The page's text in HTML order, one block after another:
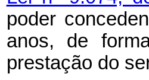
poder
anos, de
prestação do